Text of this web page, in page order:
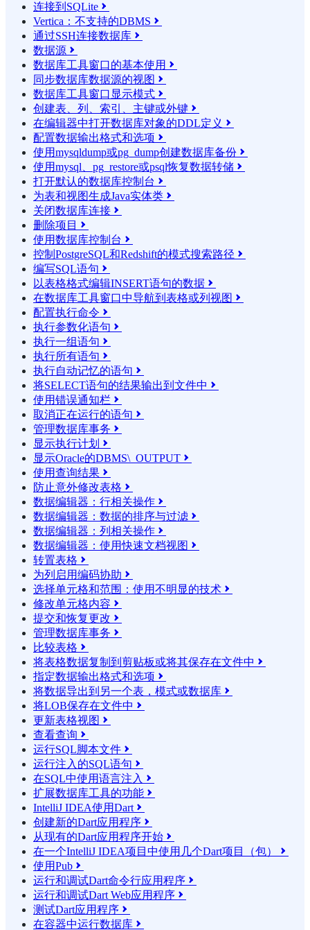
连接到SQLite 
Vertica：不支持的DBMS 
通过SSH连接数据库 
数据源 
数据库工具窗口的基本使用 
同步数据库数据源的视图 
数据库工具窗口显示模式 
创建表、列、索引、主键或外键 
在编辑器中打开数据库对象的DDL定义 
配置数据输出格式和选项 
使用mysqldump或pg_dump创建数据库备份 
使用mysql、pg_restore或psql恢复数据转储 
打开默认的数据库控制台 
为表和视图生成Java实体类 
关闭数据库连接 
删除项目 
使用数据库控制台 
控制PostgreSQL和Redshift的模式搜索路径 
编写SQL语句 
以表格格式编辑INSERT语句的数据 
在数据库工具窗口中导航到表格或列视图 
配置执行命令 
执行参数化语句 
执行一组语句 
执行所有语句 
执行自动记忆的语句 
将SELECT语句的结果输​​出到文件中 
使用错误通知栏 
取消正在运行的语句 
管理数据库事务 
显示执行计划 
显示Oracle的DBMS\_OUTPUT 
使用查询结果 
防止意外修改表格 
数据编辑器：行相关操作 
数据编辑器：数据的排序与过滤 
数据编辑器：列相关操作 
数据编辑器：使用快速文档视图 
转置表格 
为列启用编码协助 
选择单元格和范围：使用不明显的技术 
修改单元格内容 
提交和恢复更改 
管理数据库事务 
比较表格 
将表格数据复制到剪贴板或将其保存在文件中 
指定数据输出格式和选项 
将数据导出到另一个表，模式或数据库 
将LOB保存在文件中 
更新表格视图 
查看查询 
运行SQL脚本文件 
运行注入的SQL语句 
在SQL中使用语言注入 
扩展数据库工具的功能 
IntelliJ IDEA使用Dart 
创建新的Dart应用程序 
从现有的Dart应用程序开始 
在一个IntelliJ IDEA项目中使用几个Dart项目（包） 
使用Pub 
运行和调试Dart命令行应用程序 
运行和调试Dart Web应用程序 
测试Dart应用程序 
在容器中运行数据库 